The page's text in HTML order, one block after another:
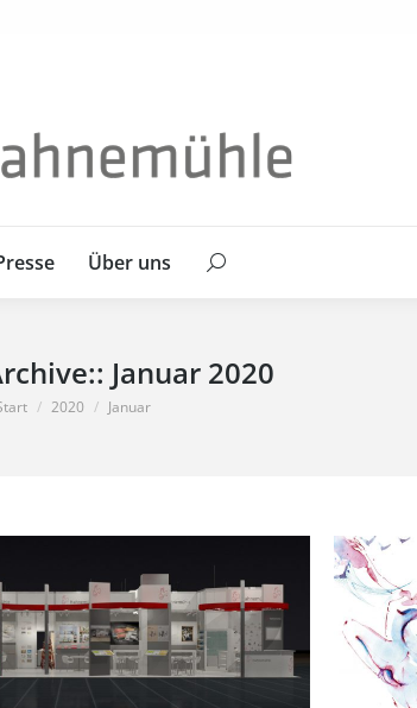
Über uns Search:
Januar 2020
befinden sich hier:
2020 Januar